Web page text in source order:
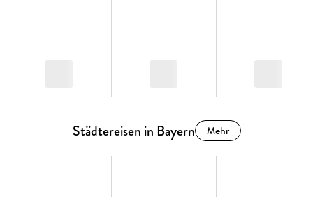
Städtereisen in Bayern Mehr